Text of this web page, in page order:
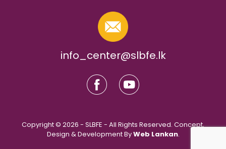
info_center@slbfe.lk
Copyright © 2026 - SLBFE - All Rights Reserved. Concept,
Design & Development ByWeb Lankan.